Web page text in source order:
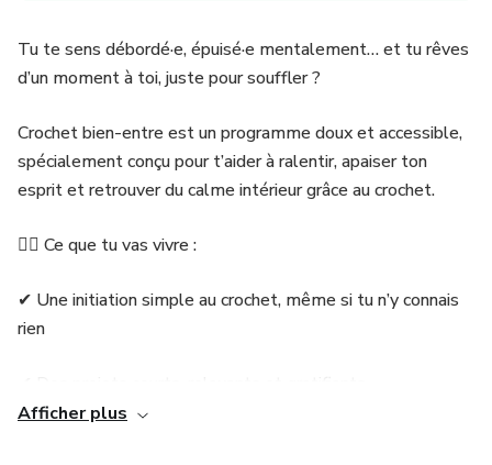
Tu te sens débordé·e, épuisé·e mentalement… et tu rêves
d’un moment à toi, juste pour souffler ?
Crochet bien-entre est un programme doux et accessible,
spécialement conçu pour t’aider à ralentir, apaiser ton
esprit et retrouver du calme intérieur grâce au crochet.
🧘‍♀️ Ce que tu vas vivre :
✔ Une initiation simple au crochet, même si tu n’y connais
rien
Afficher plus